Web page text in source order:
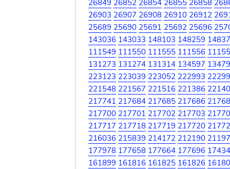
26849 26852 26854 26855 26858
26903 26907 26908 26910 26912
25689 25690 25691 25692 25696
143036 143033 148103 148259
111549 111550 111555 111556
131273 131274 131314 134597
223123 223039 223052 222993
221548 221567 221516 221386
217741 217684 217685 217686
217700 217701 217702 217703
217717 217718 217719 217720
216036 215839 214172 212190
177978 177658 177664 177696
161899 161816 161825 161826